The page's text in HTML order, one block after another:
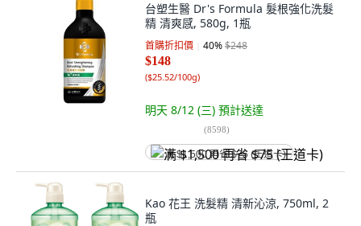
台塑生醫 Dr's Formula 髮根強化洗髮
精 清爽感, 580g, 1瓶
首購折扣價 40%$248
$148
($25.52/100g)
明天 8/12 (三) 預計送達
(8598)
满 $1,500 再省 $75 (王道卡)
Kao 花王 洗髮精 清新沁涼, 750ml, 2
瓶